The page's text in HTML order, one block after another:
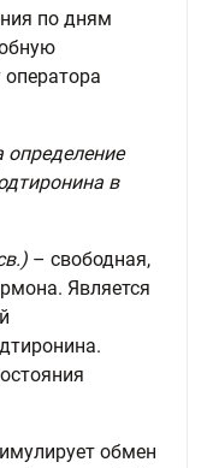
по дням
определение
в
– свободная,
Является
обмен